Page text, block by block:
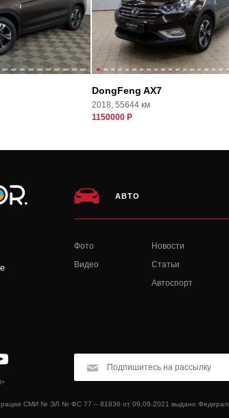
DongFeng AX7
2018, 55644 км
1150000 Р
АВТО
Фото
Видео
Новости
Статьи
Автоспорт
СМИ № ЭЛ № ФС 77 – 81836 от 09.09.2021 выдано